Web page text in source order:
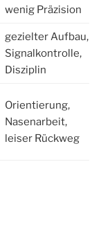
wenig Präzision
gezielter Aufbau,
Signalkontrolle,
Disziplin
Orientierung,
Nasenarbeit,
leiser Rückweg